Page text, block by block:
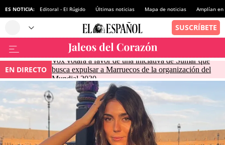
ES NOTICIA: Editoral - El Rúgido Últimas noticias Mapa de noticias Amplían
EN DIRECTO
Vox votará a favor de una iniciativa de Sumar que
busca expulsar a Marruecos de la organización del
Mundial 2030